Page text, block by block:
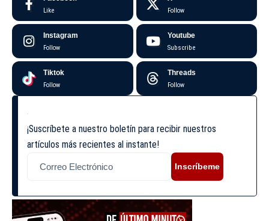
Like Follow
Instagram
Follow
Youtube
Subscribe
Tiktok
Follow
Threads
Follow
¡Suscríbete a nuestro boletín para recibir nuestros
artículos más recientes al instante!
Inscríbeme